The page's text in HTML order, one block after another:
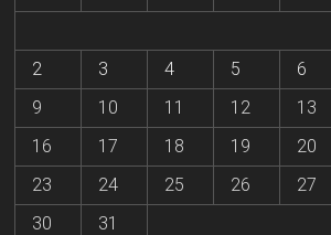
2
3 4 5 6
9
10 11 12 13
16
17 18 19 20
23
24 25 26 27
30
31